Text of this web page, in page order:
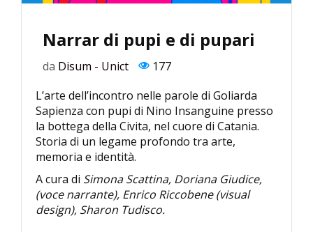
Narrar di pupi e di pupari
da Disum - Unict
177
L’arte dell’incontro nelle parole di Goliarda
Sapienza con pupi di Nino Insanguine presso
la bottega della Civita, nel cuore di Catania.
Storia di un legame profondo tra arte,
memoria e identità.
A cura di Simona Scattina, Doriana Giudice,
(voce narrante), Enrico Riccobene (visual
design), Sharon Tudisco.